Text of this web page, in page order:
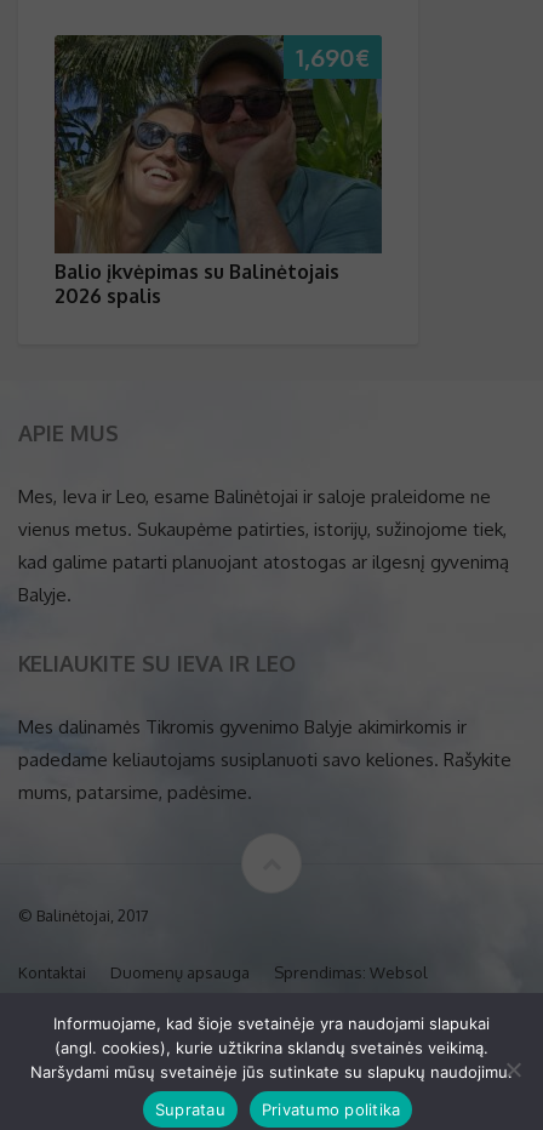
1,690€
Balio įkvėpimas su Balinėtojais
2026 spalis
APIE MUS
Mes, Ieva ir Leo, esame Balinėtojai ir saloje praleidome ne
vienus metus. Sukaupėme patirties, istorijų, sužinojome tiek,
kad galime patarti planuojant atostogas ar ilgesnį gyvenimą
Balyje.
KELIAUKITE SU IEVA IR LEO
Mes dalinamės Tikromis gyvenimo Balyje akimirkomis ir
padedame keliautojams susiplanuoti savo keliones. Rašykite
mums, patarsime, padėsime.
© Balinėtojai, 2017
Kontaktai Duomenų apsauga Sprendimas: Websol
Informuojame, kad šioje svetainėje yra naudojami slapukai
(angl. cookies), kurie užtikrina sklandų svetainės veikimą.
Naršydami mūsų svetainėje jūs sutinkate su slapukų naudojimu.
Supratau
Privatumo politika